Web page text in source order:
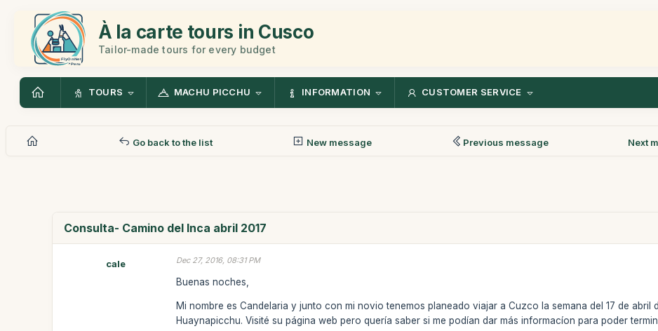
À la carte tours in Cusco
Tailor-made tours for every budget
TOURS MACHU PICCHU INFORMATION CUSTOMER SERVICE
Go back to the list New message Previous message Next
Consulta- Camino del Inca abril 2017
cale Dec 27, 2016, 08:31 PM
Buenas noches,
Mi nombre es Candelaria y junto con mi novio tenemos planeado viajar a Cuzco la semana del 17 de abril
Huaynapicchu. Visité su página web pero quería saber si me podían dar más informacíon para poder